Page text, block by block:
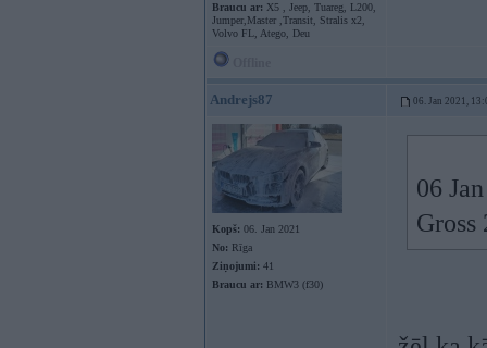
Braucu ar: X5 , Jeep, Tuareg, L200,
Jumper,Master ,Transit, Stralis x2,
Volvo FL, Atego, Deu
Andrejs87 06. Jan 2021,
Kopš: 06. Jan 2021
No: Rīga
Ziņojumi: 41
Braucu ar: BMW3 (f30)
06